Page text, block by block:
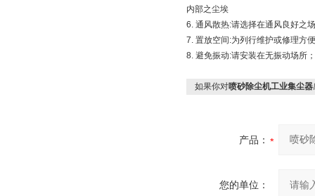
内部之尘埃
6. 通风散热:请选择在通风良好之
7. 置放空间:为列行维护或修理方
8. 避免振动:请安装在无振动场所
如果你对喷砂除尘机工业集尘器
产品：
您的单位：